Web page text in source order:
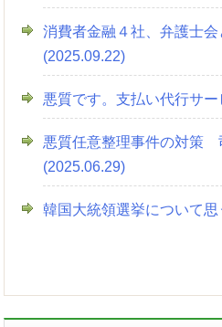
消費者金融４社、弁護士
(2025.09.22)
悪質です。支払い代行サ
悪質任意整理事件の対策
(2025.06.29)
韓国大統領選挙について